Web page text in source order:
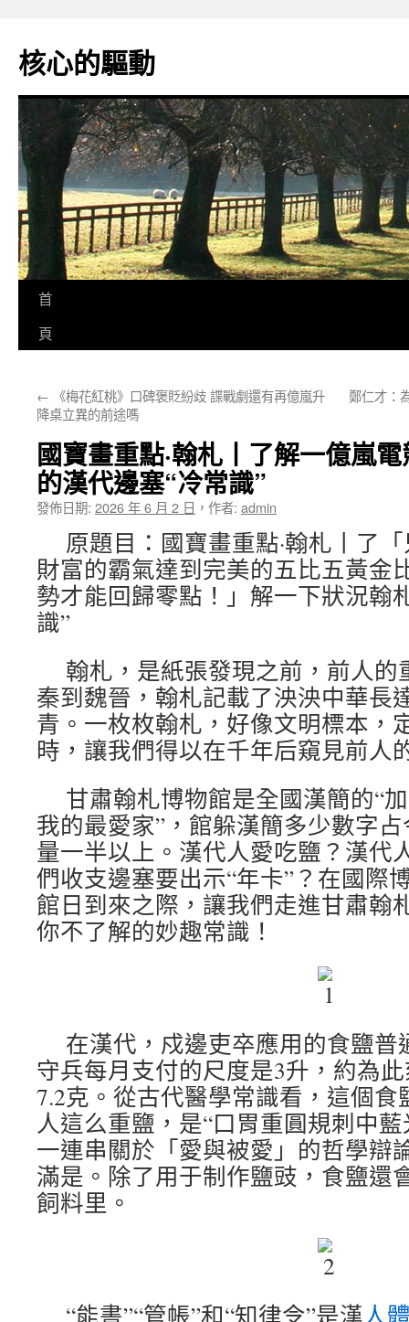
主
要
核心的驅動
首
頁
← 《梅花紅桃》口碑褒貶紛歧 諜戰劇還有再億嵐升
降桌立異的前途嗎
鄭仁才：
國寶畫重點·翰札丨了解一億嵐
的漢代邊塞“冷常識”
發佈日期: 2026 年 6 月 2 日 ， 作者: admin
原題目：國寶畫重點·翰札丨了
財富的霸氣達到完美的五比五黃金
勢才能回歸零點！」解一下狀況翰
識”
翰札，是紙張發現之前，前人
秦到魏晉，翰札記載了泱泱中華長
青。一枚枚翰札，好像文明標本，
時，讓我們得以在千年后窺見前人
甘肅翰札博物館是全國漢簡的“
我的最愛家”，館躲漢簡多少數字
量一半以上。漢代人愛吃鹽？漢代
們收支邊塞要出示“年卡”？在國際
館日到來之際，讓我們走進甘肅翰
你不了解的妙趣常識！
在漢代，戍邊吏卒應用的食鹽
守兵每月支付的尺度是3升，約為
7.2克。從古代醫學常識看，這個
人這么重鹽，是“口胃重圓規刺中
一連串關於「愛與被愛」的哲學辯
滿是。除了用于制作鹽豉，食鹽還
飼料里。
“能書”“管帳”和“知律令”是漢人